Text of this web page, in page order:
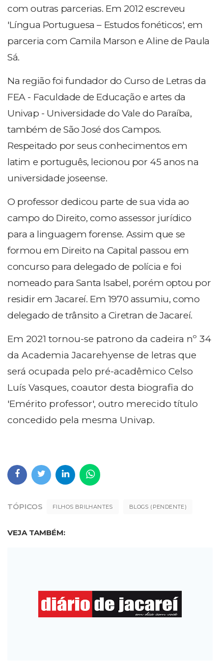
com outras parcerias. Em 2012 escreveu
'Língua Portuguesa – Estudos fonéticos', em
parceria com Camila Marson e Aline de Paula
Sá.
Na região foi fundador do Curso de Letras da
FEA - Faculdade de Educação e artes da
Univap - Universidade do Vale do Paraíba,
também de São José dos Campos.
Respeitado por seus conhecimentos em
latim e português, lecionou por 45 anos na
universidade joseense.
O professor dedicou parte de sua vida ao
campo do Direito, como assessor jurídico
para a linguagem forense. Assim que se
formou em Direito na Capital passou em
concurso para delegado de polícia e foi
nomeado para Santa Isabel, porém optou por
residir em Jacareí. Em 1970 assumiu, como
delegado de trânsito a Ciretran de Jacareí.
Em 2021 tornou-se patrono da cadeira nº 34
da Academia Jacarehyense de letras que
será ocupada pelo pré-acadêmico Celso
Luís Vasques, coautor desta biografia do
'Emérito professor', outro merecido título
concedido pela mesma Univap.
TÓPICOS FILHOS BRILHANTES BLOGS (PENDENTE)
VEJA TAMBÉM: